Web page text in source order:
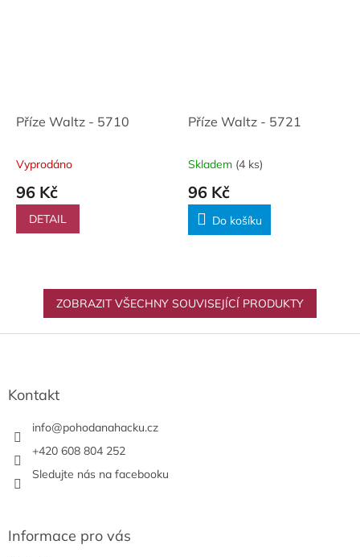
Příze Waltz - 5710
Vyprodáno
96 Kč
DETAIL
Příze Waltz - 5721
Skladem (4 ks)
96 Kč
Do košíku
ZOBRAZIT VŠECHNY SOUVISEJÍCÍ PRODUKTY
Kontakt
info@pohodanahacku.cz
+420 608 804 252
Sledujte nás na facebooku
Informace pro vás